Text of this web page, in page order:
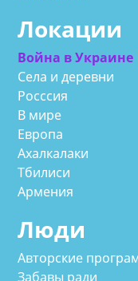
Локации
Война в Украине
Села и деревни
Росссия
В мире
Европа
Ахалкалаки
Тбилиси
Армения
Люди
Авторские
Забавы ради